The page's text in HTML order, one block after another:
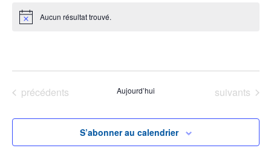
Notice Aucun résultat trouvé.
date.Évènements
précédents Aujourd’hui Évènements
suivants
S’abonner au calendrier